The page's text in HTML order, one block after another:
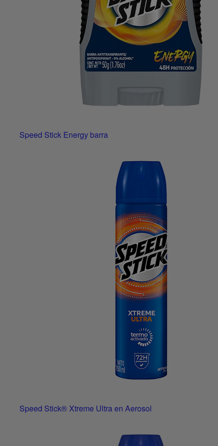
Speed Stick Energy barra
Speed Stick® Xtreme Ultra en Aerosol